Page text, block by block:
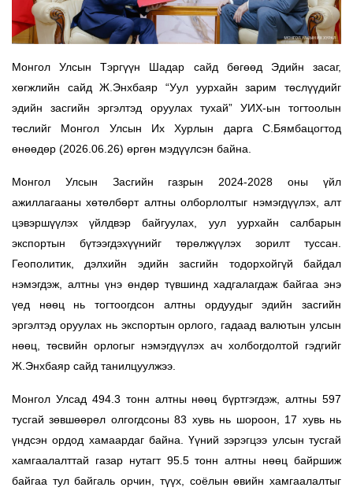
Монгол Улсын Тэргүүн Шадар сайд бөгөөд Эдийн засаг,
хөгжлийн сайд Ж.Энхбаяр “Уул уурхайн зарим төслүүдийг
эдийн засгийн эргэлтэд оруулах тухай” УИХ-ын тогтоолын
төслийг Монгол Улсын Их Хурлын дарга С.Бямбацогтод
өнөөдөр (2026.06.26) өргөн мэдүүлсэн байна.
Монгол Улсын Засгийн газрын 2024-2028 оны үйл
ажиллагааны хөтөлбөрт алтны олборлолтыг нэмэгдүүлэх, алт
цэвэршүүлэх үйлдвэр байгуулах, уул уурхайн салбарын
экспортын бүтээгдэхүүнийг төрөлжүүлэх зорилт туссан.
Геополитик, дэлхийн эдийн засгийн тодорхойгүй байдал
нэмэгдэж, алтны үнэ өндөр түвшинд хадгалагдаж байгаа энэ
үед нөөц нь тогтоогдсон алтны ордуудыг эдийн засгийн
эргэлтэд оруулах нь экспортын орлого, гадаад валютын улсын
нөөц, төсвийн орлогыг нэмэгдүүлэх ач холбогдолтой гэдгийг
Ж.Энхбаяр сайд танилцуулжээ.
Монгол Улсад 494.3 тонн алтны нөөц бүртгэгдэж, алтны 597
тусгай зөвшөөрөл олгогдсоны 83 хувь нь шороон, 17 хувь нь
үндсэн ордод хамаардаг байна. Үүний зэрэгцээ улсын тусгай
хамгаалалттай газар нутагт 95.5 тонн алтны нөөц байршиж
байгаа тул байгаль орчин, түүх, соёлын өвийн хамгаалалтыг